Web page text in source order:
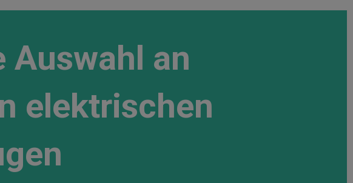
Auswahl an
elektrischen